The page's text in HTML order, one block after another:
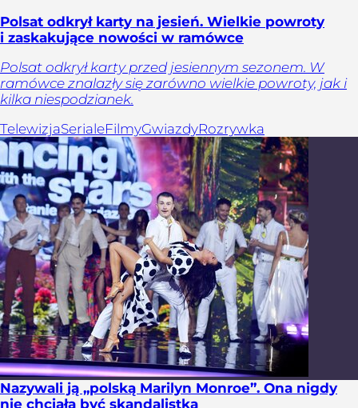
Polsat odkrył karty na jesień. Wielkie powroty
i zaskakujące nowości w ramówce
Polsat odkrył karty przed jesiennym sezonem. W
ramówce znalazły się zarówno wielkie powroty, jak i
kilka niespodzianek.
TelewizjaSerialeFilmyGwiazdyRozrywka
Nazywali ją „polską Marilyn Monroe”. Ona nigdy
nie chciała być skandalistką